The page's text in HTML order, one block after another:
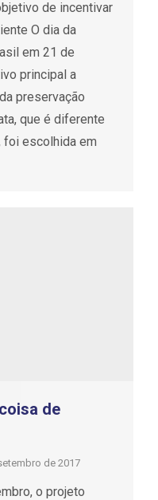
de incentivar
O dia da
em 21 de
principal a
preservação
que é diferente
foi escolhida em
de
de 2017
o projeto